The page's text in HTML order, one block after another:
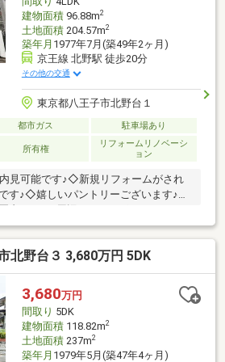
建物面積96.88m2
土地面積204.57m2
築年月 1977年7月(築49年2ヶ月)
京王線 北野駅 徒歩20分
その他の交通
東京都八王子市北野台１
都市ガス 駐車場あり
所有権
リフォームリノベーシ
ョン
見可能です♪◇新規リフォームがされ
す♪◇嬉しいパントリーございます♪◇
・薬
中
は現地をご見学♪内覧ご希望＆お
業55年GLOBALKOEIまで！！（TEL
】10:00～19:00【定休日】水曜
北野台３ 3,680万円 5DK
3,680万円
間取り 5DK
建物面積118.82m2
土地面積237m2
築年月 1979年5月(築47年4ヶ月)